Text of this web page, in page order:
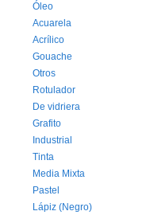
Óleo
Acuarela
Acrílico
Gouache
Otros
Rotulador
De vidriera
Grafito
Industrial
Tinta
Media Mixta
Pastel
Lápiz (Negro)